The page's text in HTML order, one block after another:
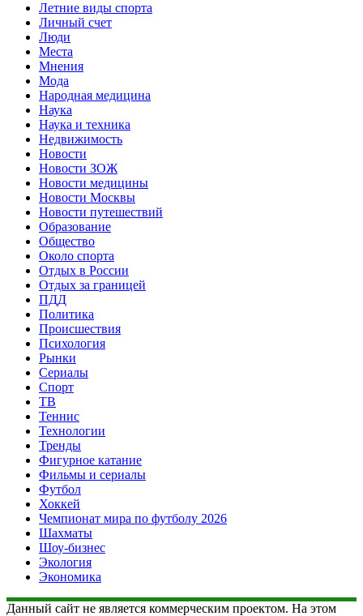
Летние виды спорта
Личный счет
Люди
Места
Мнения
Мода
Народная медицина
Наука
Наука и техника
Недвижимость
Новости
Новости ЗОЖ
Новости медицины
Новости Москвы
Новости путешествий
Образование
Общество
Около спорта
Отдых в России
Отдых за границей
ПДД
Политика
Происшествия
Психология
Рынки
Сериалы
Спорт
ТВ
Теннис
Технологии
Тренды
Фигурное катание
Фильмы и сериалы
Футбол
Хоккей
Чемпионат мира по футболу 2026
Шахматы
Шоу-бизнес
Экология
Экономика
Данный сайт не является коммерческим проектом. На этом